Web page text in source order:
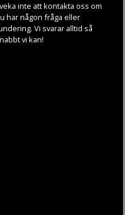
inte att kontakta oss om
har någon fråga eller
Vi svarar alltid så
vi kan!